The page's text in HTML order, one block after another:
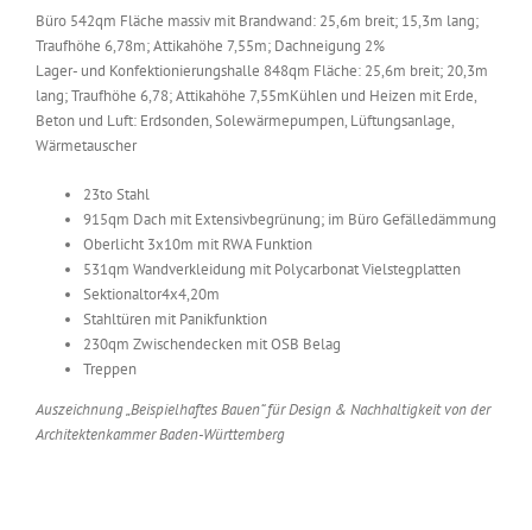
Büro 542qm Fläche massiv mit Brandwand: 25,6m breit; 15,3m lang;
Traufhöhe 6,78m; Attikahöhe 7,55m; Dachneigung 2%
Lager- und Konfektionierungshalle 848qm Fläche: 25,6m breit; 20,3m
lang; Traufhöhe 6,78; Attikahöhe 7,55mKühlen und Heizen mit Erde,
Beton und Luft: Erdsonden, Solewärmepumpen, Lüftungsanlage,
Wärmetauscher
23to Stahl
915qm Dach mit Extensivbegrünung; im Büro Gefälledämmung
Oberlicht 3x10m mit RWA Funktion
531qm Wandverkleidung mit Polycarbonat Vielstegplatten
Sektionaltor4x4,20m
Stahltüren mit Panikfunktion
230qm Zwischendecken mit OSB Belag
Treppen
Auszeichnung „Beispielhaftes Bauen“ für Design & Nachhaltigkeit von der
Architektenkammer Baden-Württemberg